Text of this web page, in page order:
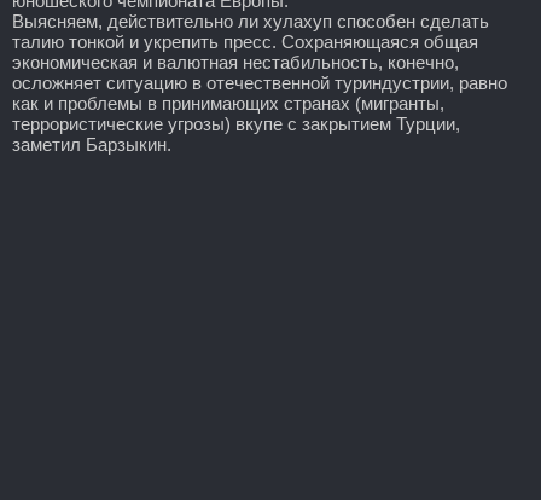
Выясняем, действительно ли хулахуп способен сделать
талию тонкой и укрепить пресс. Сохраняющаяся общая
экономическая и валютная нестабильность, конечно,
осложняет ситуацию в отечественной туриндустрии, равно
как и проблемы в принимающих странах (мигранты,
террористические угрозы) вкупе с закрытием Турции,
заметил Барзыкин.